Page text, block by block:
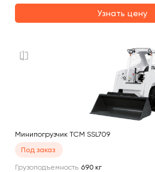
Узнать цену
Минипогрузчик TCM SSL709
Под заказ
Грузоподъемность 690 кг